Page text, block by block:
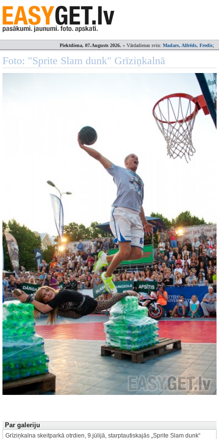
Piektdiena, 07.Augusts 2026. » Vārdadienas svin: Madars, Alfrēds, Fredis;
Foto: "Sprite Slam dunk" Grīziņkalnā
Autors: Renārs Koris 1 no 21
Par galeriju
Grīziņkalna skeitparkā otrdien, 9.jūlijā, starptautiskajās „Sprite Slam dunk“